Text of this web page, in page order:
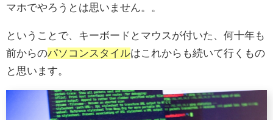
マホでやろうとは思いません。。
ということで、キーボードとマウスが付いた、何十年も
前からのパソコンスタイルはこれからも続いて行くもの
と思います。